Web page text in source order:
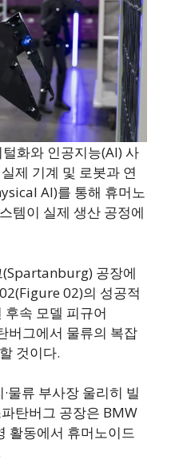
화와 인공지능(AI) 사
제 기계 및 로봇과 연
AI)를 통해 휴머노
템이 실제 생산 공정에
공장에
02)의 성공적
후속 모델 피규어
버그에서 물류의 복잡
것이다.
물류 부사장 울리히 빌
탄버그 공장은 BMW
활동에서 휴머노이드